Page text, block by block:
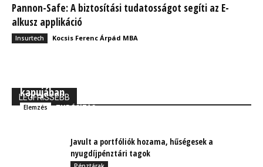
Pannon-Safe: A biztosítási tudatosságot segíti az E-
alkusz applikáció
Insurtech Kocsis Ferenc Árpád MBA
LEGFRISSEBB
kapujában
Elemzés TUDÓSÍTÁS
Javult a portfóliók hozama, hűségesek a
nyugdíjpénztári tagok